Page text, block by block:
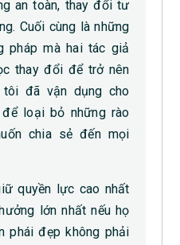
an toàn, thay đổi tư
Cuối cùng là những
pháp mà hai tác giả
thay đổi để trở nên
đã vận dụng cho
loại bỏ những rào
chia sẻ đến mọi
quyền lực cao nhất
lớn nhất nếu họ
phái đẹp không phải